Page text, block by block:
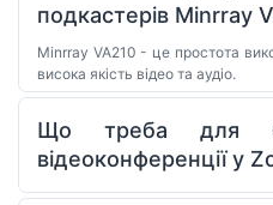
подкастерів Minrray
Minrray VA210 - це простота
висока якість відео та аудіо.
Що треба для
відеоконференції у